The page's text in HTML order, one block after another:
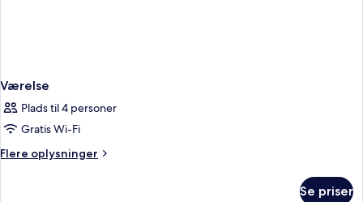
Værelse
Plads til 4 personer
Gratis Wi-Fi
Flere oplysninger
Flere
Se priser